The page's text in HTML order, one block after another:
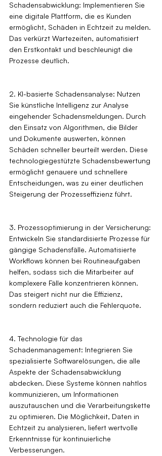
Schadensabwicklung: Implementieren Sie
eine digitale Plattform, die es Kunden
ermöglicht, Schäden in Echtzeit zu melden.
Das verkürzt Wartezeiten, automatisiert
den Erstkontakt und beschleunigt die
Prozesse deutlich.
2. KI-basierte Schadensanalyse: Nutzen
Sie künstliche Intelligenz zur Analyse
eingehender Schadensmeldungen. Durch
den Einsatz von Algorithmen, die Bilder
und Dokumente auswerten, können
Schäden schneller beurteilt werden. Diese
technologiegestützte Schadensbewertung
ermöglicht genauere und schnellere
Entscheidungen, was zu einer deutlichen
Steigerung der Prozesseffizienz führt.
3. Prozessoptimierung in der Versicherung:
Entwickeln Sie standardisierte Prozesse für
gängige Schadensfälle. Automatisierte
Workflows können bei Routineaufgaben
helfen, sodass sich die Mitarbeiter auf
komplexere Fälle konzentrieren können.
Das steigert nicht nur die Effizienz,
sondern reduziert auch die Fehlerquote.
4. Technologie für das
Schadenmanagement: Integrieren Sie
spezialisierte Softwarelösungen, die alle
Aspekte der Schadensabwicklung
abdecken. Diese Systeme können nahtlos
kommunizieren, um Informationen
auszutauschen und die Verarbeitungskette
zu optimieren. Die Möglichkeit, Daten in
Echtzeit zu analysieren, liefert wertvolle
Erkenntnisse für kontinuierliche
Verbesserungen.